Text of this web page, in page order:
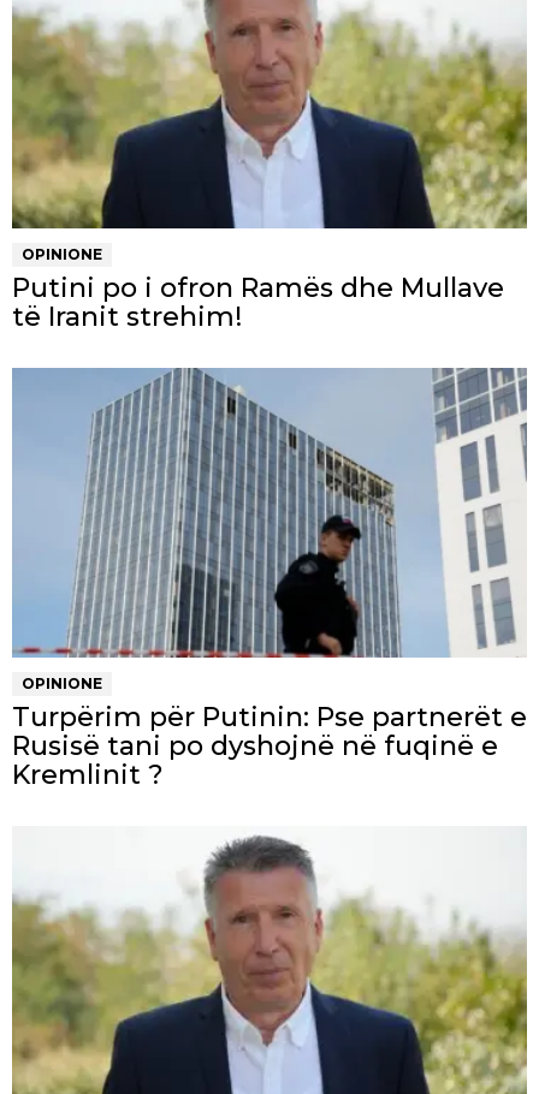
OPINIONE
Putini po i ofron Ramës dhe Mullave
të Iranit strehim!
OPINIONE
Turpërim për Putinin: Pse partnerët e
Rusisë tani po dyshojnë në fuqinë e
Kremlinit ?